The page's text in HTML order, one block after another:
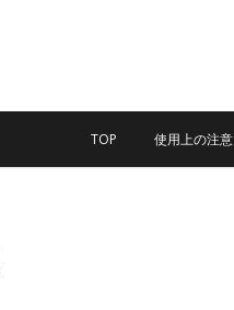
TOP 使用上の注意